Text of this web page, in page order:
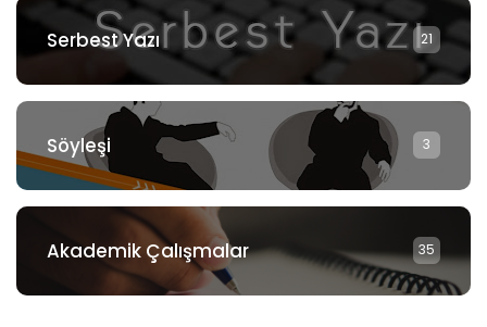
Serbest Yazı 21
Söyleşi 3
Akademik Çalışmalar 35